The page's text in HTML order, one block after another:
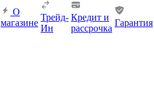
О
магазине
Трейд-
Ин
Кредит и
рассрочка
Гарантия